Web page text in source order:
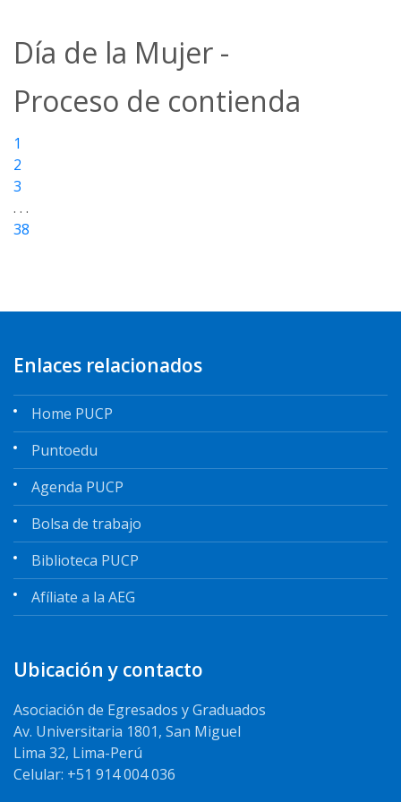
Día de la Mujer -
Proceso de contienda
1
2
3
. . .
38
Enlaces relacionados
Home PUCP
Puntoedu
Agenda PUCP
Bolsa de trabajo
Biblioteca PUCP
Afíliate a la AEG
Ubicación y contacto
Asociación de Egresados y Graduados
Av. Universitaria 1801, San Miguel
Lima 32, Lima-Perú
Celular: +51 914 004 036